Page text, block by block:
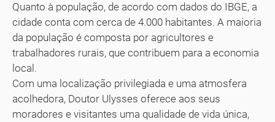
Quanto à população, de acordo com dados do IBGE, a
cidade conta com cerca de 4.000 habitantes. A maioria
da população é composta por agricultores e
trabalhadores rurais, que contribuem para a economia
local.
Com uma localização privilegiada e uma atmosfera
acolhedora, Doutor Ulysses oferece aos seus
moradores e visitantes uma qualidade de vida única,